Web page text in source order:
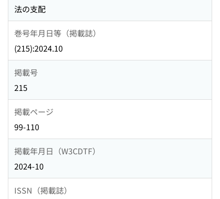
法の支配
巻号年月日等（掲載誌）
(215):2024.10
掲載号
215
掲載ページ
99-110
掲載年月日（W3CDTF）
2024-10
ISSN（掲載誌）